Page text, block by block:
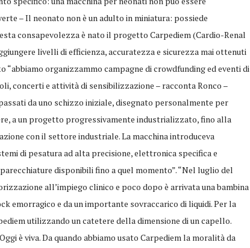
– Il neonato non è un adulto in miniatura: possiede
consapevolezza è nato il progetto Carpediem (Cardio-Renal
livelli di efficienza, accuratezza e sicurezza mai ottenuti
organizzammo campagne di crowdfunding ed eventi di
concerti e attività di sensibilizzazione – racconta Ronco –
da uno schizzo iniziale, disegnato personalmente per
a un progetto progressivamente industrializzato, fino alla
con il settore industriale. La macchina introduceva
di pesatura ad alta precisione, elettronica specifica e
disponibili fino a quel momento”. “Nel luglio del
all’impiego clinico e poco dopo è arrivata una bambina
emorragico e da un importante sovraccarico di liquidi. Per la
utilizzando un catetere della dimensione di un capello.
è viva. Da quando abbiamo usato Carpediem la moralità da